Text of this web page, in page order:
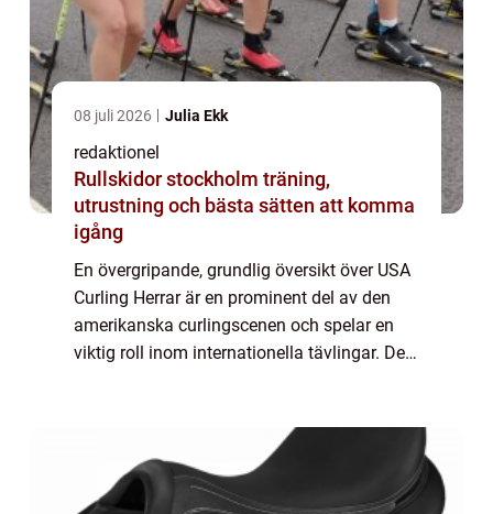
08 juli 2026 Julia Ekk
redaktionel
Rullskidor stockholm träning,
utrustning och bästa sätten att komma
igång
En övergripande, grundlig översikt över USA
Curling Herrar är en prominent del av den
amerikanska curlingscenen och spelar en
viktig roll inom internationella tävlingar. Det